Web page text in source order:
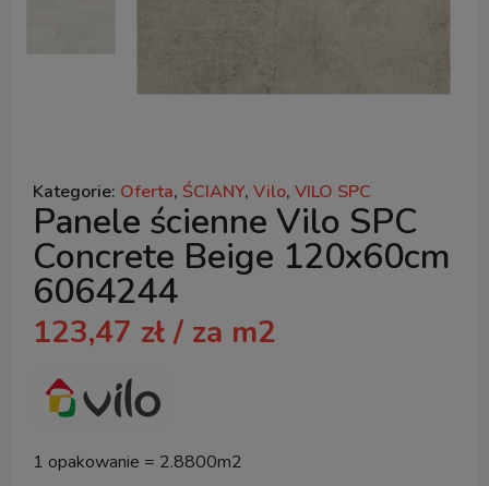
Kategorie: Oferta, ŚCIANY, Vilo, VILO SPC
Panele ścienne Vilo SPC
Concrete Beige 120x60cm
6064244
123,47 zł / za m2
1 opakowanie = 2.8800m2